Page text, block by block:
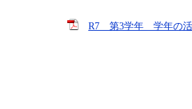
R7 第3学年 学年の活